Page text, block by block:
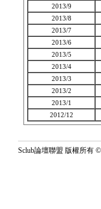
2013/9
2013/8
2013/7
2013/6
2013/5
2013/4
2013/3
2013/2
2013/1
2012/12
Sclub論壇聯盟 版權所有 ©